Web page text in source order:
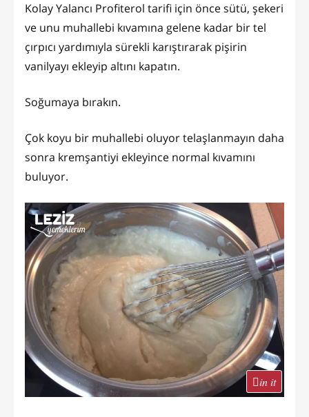
Kolay Yalancı Profiterol tarifi için önce sütü, şekeri
ve unu muhallebi kıvamına gelene kadar bir tel
çırpıcı yardımıyla sürekli karıştırarak pişirin
vanilyayı ekleyip altını kapatın.
Soğumaya bırakın.
Çok koyu bir muhallebi oluyor telaşlanmayın daha
sonra kremşantiyi ekleyince normal kıvamını
buluyor.
in it